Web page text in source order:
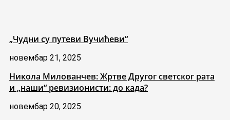
„Чудни су путеви Вучићеви“
новембар 21, 2025
Никола Милованчев: Жртве Другог светског рата
и „наши“ ревизионисти: до када?
новембар 20, 2025